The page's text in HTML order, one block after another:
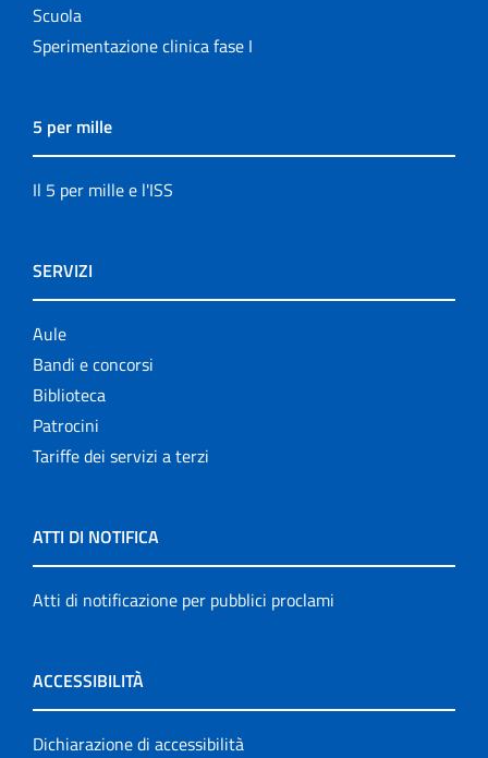
Scuola
Sperimentazione clinica fase I
5 per mille
Il 5 per mille e l'ISS
SERVIZI
Aule
Bandi e concorsi
Biblioteca
Patrocini
Tariffe dei servizi a terzi
ATTI DI NOTIFICA
Atti di notificazione per pubblici proclami
ACCESSIBILITÀ
Dichiarazione di accessibilità